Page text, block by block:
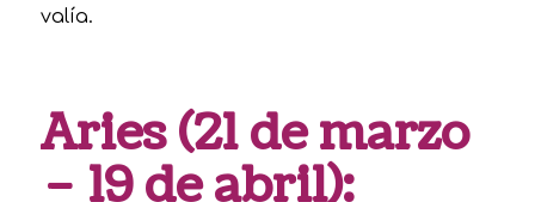
valía.
Aries (21 de marzo
– 19 de abril):